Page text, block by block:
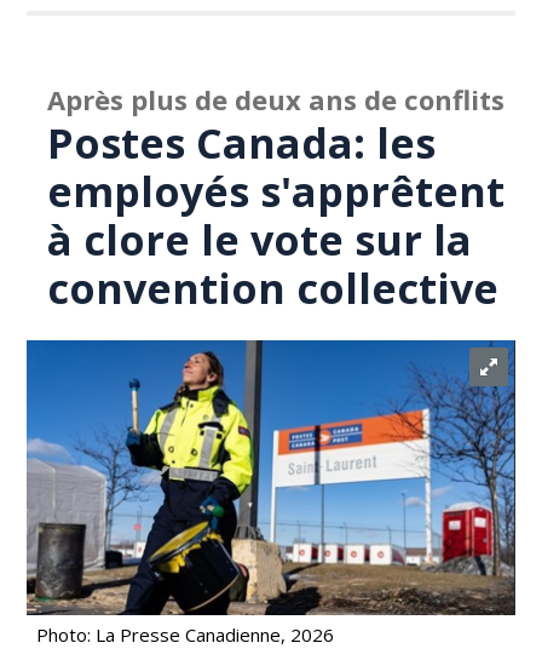
Après plus de deux ans de conflits
Postes Canada: les
employés s'apprêtent
à clore le vote sur la
convention collective
Photo: La Presse Canadienne, 2026